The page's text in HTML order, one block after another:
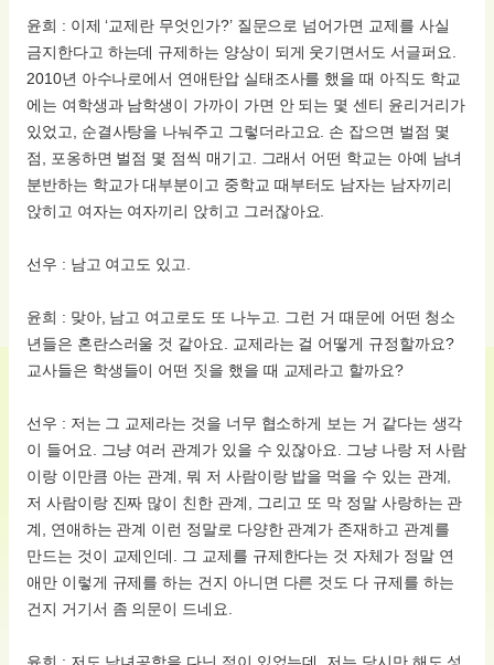
윤희 : 이제 ‘교제란 무엇인가?’ 질문으로 넘어가면 교제를 사실
금지한다고 하는데 규제하는 양상이 되게 웃기면서도 서글퍼요.
2010년 아수나로에서 연애탄압 실태조사를 했을 때 아직도 학교
에는 여학생과 남학생이 가까이 가면 안 되는 몇 센티 윤리거리가
있었고, 순결사탕을 나눠주고 그렇더라고요. 손 잡으면 벌점 몇
점, 포옹하면 벌점 몇 점씩 매기고. 그래서 어떤 학교는 아예 남녀
분반하는 학교가 대부분이고 중학교 때부터도 남자는 남자끼리
앉히고 여자는 여자끼리 앉히고 그러잖아요.
선우 : 남고 여고도 있고.
윤희 : 맞아, 남고 여고로도 또 나누고. 그런 거 때문에 어떤 청소
년들은 혼란스러울 것 같아요. 교제라는 걸 어떻게 규정할까요?
교사들은 학생들이 어떤 짓을 했을 때 교제라고 할까요?
선우 : 저는 그 교제라는 것을 너무 협소하게 보는 거 같다는 생각
이 들어요. 그냥 여러 관계가 있을 수 있잖아요. 그냥 나랑 저 사람
이랑 이만큼 아는 관계, 뭐 저 사람이랑 밥을 먹을 수 있는 관계,
저 사람이랑 진짜 많이 친한 관계, 그리고 또 막 정말 사랑하는 관
계, 연애하는 관계 이런 정말로 다양한 관계가 존재하고 관계를
만드는 것이 교제인데. 그 교제를 규제한다는 것 자체가 정말 연
애만 이렇게 규제를 하는 건지 아니면 다른 것도 다 규제를 하는
건지 거기서 좀 의문이 드네요.